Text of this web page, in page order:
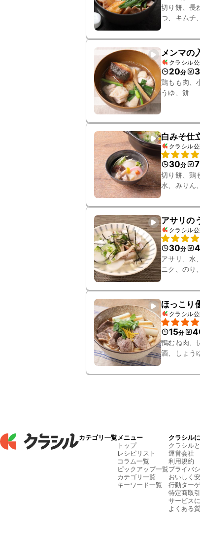
切り餅、長
つ、キムチ
メンマの
クラシル
20分
鶏もも肉、
うゆ、餅
白みそ仕
クラシル
30分
切り餅、鶏
水、みりん
アサリの
クラシル
30分
アサリ、水
ニク、のり
ほっこり
クラシル
15分
鴨むね肉、
酒、しょう
カテゴリ一覧メニュー
トップ
レシピリスト
コラム一覧
ピックアップ一覧
カテゴリ一覧
キーワード一覧
クラシル
クラシル
運営会社
利用規約
プライバ
おいしく
行動ター
特定商取
サービス
よくある